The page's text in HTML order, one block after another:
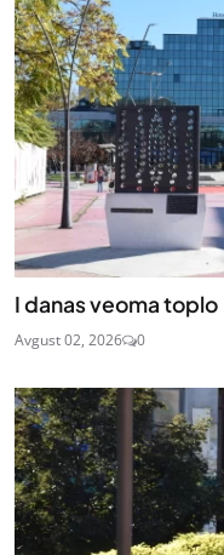
I danas veoma toplo
Avgust 02, 2026 0